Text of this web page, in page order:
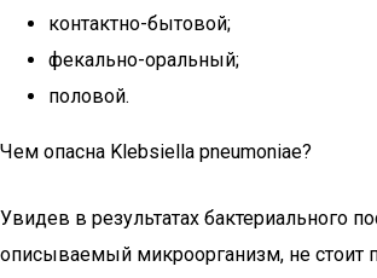
контактно-бытовой;
фекально-оральный;
половой.
Чем опасна Klebsiella pneumoniae?
Увидев в результатах бактериального
описываемый микроорганизм, не стоит